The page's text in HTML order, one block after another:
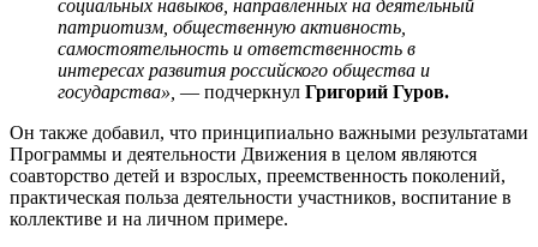
социальных навыков, направленных на деятельный
патриотизм, общественную активность,
самостоятельность и ответственность в
интересах развития российского общества и
государства», — подчеркнул Григорий Гуров.
Он также добавил, что принципиально важными результатами
Программы и деятельности Движения в целом являются
соавторство детей и взрослых, преемственность поколений,
практическая польза деятельности участников, воспитание в
коллективе и на личном примере.